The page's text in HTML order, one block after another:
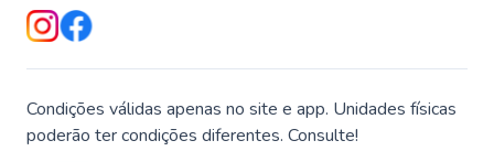
Condições válidas apenas no site e app. Unidades físicas
poderão ter condições diferentes. Consulte!